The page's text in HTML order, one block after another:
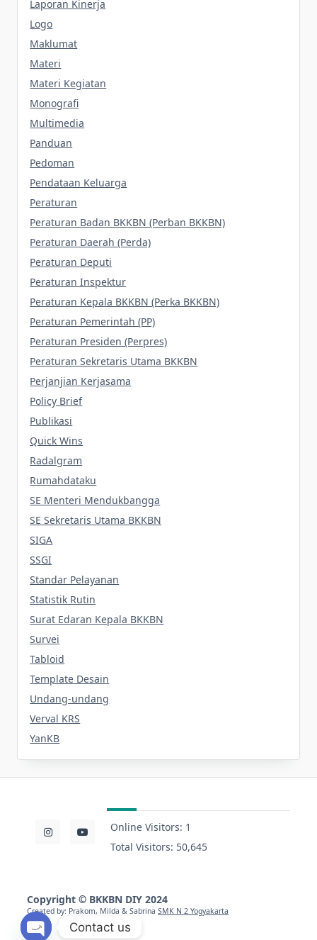
Laporan Kinerja
Logo
Maklumat
Materi
Materi Kegiatan
Monografi
Multimedia
Panduan
Pedoman
Pendataan Keluarga
Peraturan
Peraturan Badan BKKBN (Perban BKKBN)
Peraturan Daerah (Perda)
Peraturan Deputi
Peraturan Inspektur
Peraturan Kepala BKKBN (Perka BKKBN)
Peraturan Pemerintah (PP)
Peraturan Presiden (Perpres)
Peraturan Sekretaris Utama BKKBN
Perjanjian Kerjasama
Policy Brief
Publikasi
Quick Wins
Radalgram
Rumahdataku
SE Menteri Mendukbangga
SE Sekretaris Utama BKKBN
SIGA
SSGI
Standar Pelayanan
Statistik Rutin
Surat Edaran Kepala BKKBN
Survei
Tabloid
Template Desain
Undang-undang
Verval KRS
YanKB
Online Visitors: 1
Total Visitors: 50,645
Copyright © BKKBN DIY 2024
Created by: Prakom, Milda & Sabrina SMK N 2 Yogyakarta
Contact us